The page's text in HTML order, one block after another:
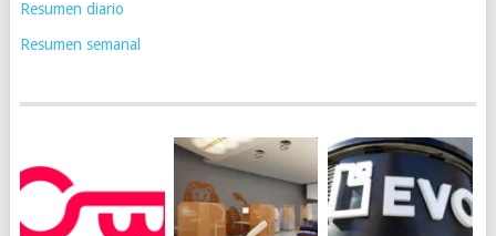
Resumen diario
Resumen semanal